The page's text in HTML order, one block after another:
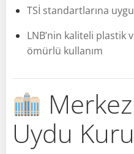
TSİ standartlarına
LNB’nin kaliteli plastik
ömürlü kullanım
Uydu